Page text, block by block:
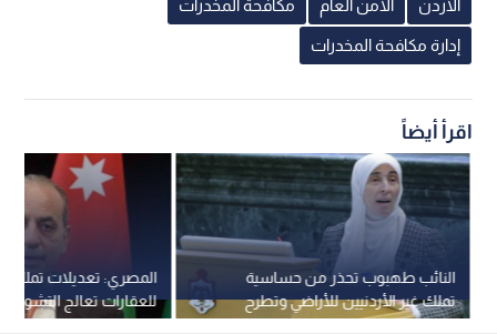
الأردن الأمن العام مكافحة المخدرات
إدارة مكافحة المخدرات
اقرأ أيضاً
المصري: تعديلات تملك
للعقارات تعالج
الرقعة الزراعية
النائب طهبوب تحذر من حساسية
تملك غير الأردنيين للأراضي وتطرح
تعديلات لصون الأمن المائي والزراعي